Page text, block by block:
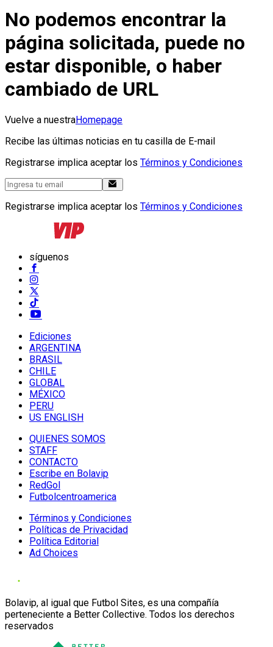
No podemos encontrar la
página solicitada, puede no
estar disponible, o haber
cambiado de URL
Vuelve a nuestraHomepage
Recibe las últimas noticias en tu casilla de E-mail
Registrarse implica aceptar los Términos y Condiciones
Registrarse implica aceptar los Términos y Condiciones
síguenos
Ediciones
ARGENTINA
BRASIL
CHILE
GLOBAL
MÉXICO
PERU
US ENGLISH
QUIENES SOMOS
STAFF
CONTACTO
Escribe en Bolavip
RedGol
Futbolcentroamerica
Términos y Condiciones
Políticas de Privacidad
Política Editorial
Ad Choices
Bolavip, al igual que Futbol Sites, es una compañía
perteneciente a Better Collective. Todos los derechos
reservados